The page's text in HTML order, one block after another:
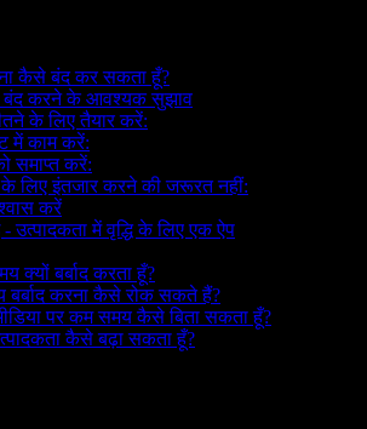
कैसे बंद कर सकता हूँ?
बंद करने के आवश्यक सुझाव
के लिए तैयार करें:
में काम करें:
समाप्त करें:
लिए इंतजार करने की जरूरत नहीं:
करें
- उत्पादकता में वृद्धि के लिए एक ऐप
क्यों बर्बाद करता हूँ?
बर्बाद करना कैसे रोक सकते हैं?
पर कम समय कैसे बिता सकता हूँ?
कैसे बढ़ा सकता हूँ?